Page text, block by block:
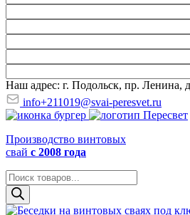
Наш адрес: г. Подольск, пр. Ленина,
info+211019@svai-peresvet.ru
Производство винтовых
свай с 2008 года
Поиск
товаров